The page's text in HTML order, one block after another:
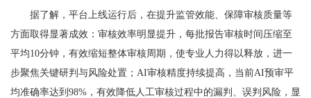
据了解，平台上线运行后，在提升监管效能、保障审核质量等
方面取得显著成效：审核效率明显提升，每批报告审核时间压缩至
平均10分钟，有效缩短整体审核周期，使专业人力得以释放，进一
步聚焦关键研判与风险处置；AI审核精度持续提高，当前AI预审平
均准确率达到98%，有效降低人工审核过程中的漏判、误判风险，显